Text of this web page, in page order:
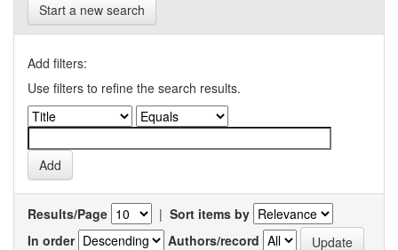
Start a new search
Add filters:
Use filters to refine the search results.
Results/Page | Sort items by
In order
Authors/record